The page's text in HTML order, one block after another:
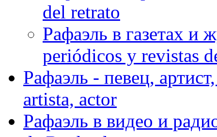
del retrato
Рафаэль в газетах и
periódicos y revistas
Рафаэль - певец,
artista, actor
Рафаэль в видео и